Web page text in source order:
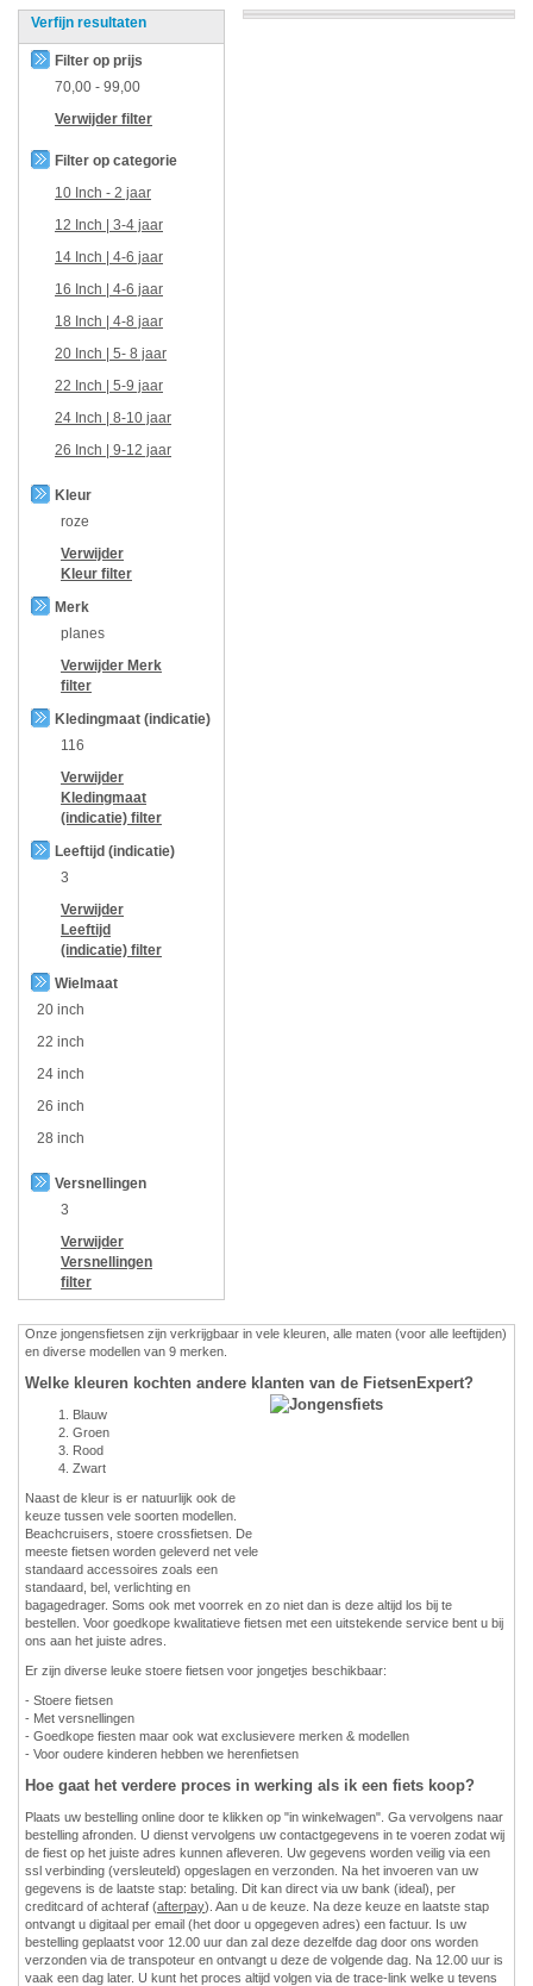
Verfijn resultaten
Filter op prijs
70,00 - 99,00
Verwijder filter
Filter op categorie
10 Inch - 2 jaar
12 Inch | 3-4 jaar
14 Inch | 4-6 jaar
16 Inch | 4-6 jaar
18 Inch | 4-8 jaar
20 Inch | 5- 8 jaar
22 Inch | 5-9 jaar
24 Inch | 8-10 jaar
26 Inch | 9-12 jaar
Kleur
roze
Verwijder
Kleur filter
Merk
planes
Verwijder Merk
filter
Kledingmaat (indicatie)
116
Verwijder
Kledingmaat
(indicatie) filter
Leeftijd (indicatie)
3
Verwijder
Leeftijd
(indicatie) filter
Wielmaat
20 inch
22 inch
24 inch
26 inch
28 inch
Versnellingen
3
Verwijder
Versnellingen
filter
Onze jongensfietsen zijn verkrijgbaar in vele kleuren, alle maten (voor alle leeftijden)
en diverse modellen van 9 merken.
Welke kleuren kochten andere klanten van de FietsenExpert?
Blauw
Groen
Rood
Zwart
Naast de kleur is er natuurlijk ook de
keuze tussen vele soorten modellen.
Beachcruisers, stoere crossfietsen. De
meeste fietsen worden geleverd net vele
standaard accessoires zoals een
standaard, bel, verlichting en
bagagedrager. Soms ook met voorrek en zo niet dan is deze altijd los bij te
bestellen. Voor goedkope kwalitatieve fietsen met een uitstekende service bent u bij
ons aan het juiste adres.
Er zijn diverse leuke stoere fietsen voor jongetjes beschikbaar:
- Stoere fietsen
- Met versnellingen
- Goedkope fiesten maar ook wat exclusievere merken & modellen
- Voor oudere kinderen hebben we herenfietsen
Hoe gaat het verdere proces in werking als ik een fiets koop?
Plaats uw bestelling online door te klikken op "in winkelwagen". Ga vervolgens naar
bestelling afronden. U dienst vervolgens uw contactgegevens in te voeren zodat wij
de fiest op het juiste adres kunnen afleveren. Uw gegevens worden veilig via een
ssl verbinding (versleuteld) opgeslagen en verzonden. Na het invoeren van uw
gegevens is de laatste stap: betaling. Dit kan direct via uw bank (ideal), per
creditcard of achteraf (afterpay). Aan u de keuze. Na deze keuze en laatste stap
ontvangt u digitaal per email (het door u opgegeven adres) een factuur. Is uw
bestelling geplaatst voor 12.00 uur dan zal deze dezelfde dag door ons worden
verzonden via de transpoteur en ontvangt u deze de volgende dag. Na 12.00 uur is
vaak een dag later. U kunt het proces altijd volgen via de trace-link welke u tevens